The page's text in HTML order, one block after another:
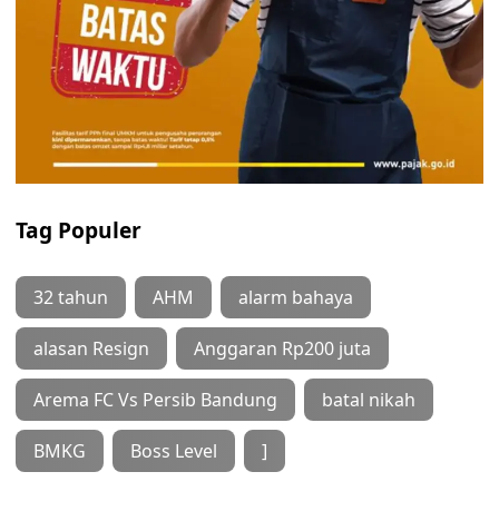
Tag Populer
32 tahun AHM alarm bahaya
alasan Resign Anggaran Rp200 juta
Arema FC Vs Persib Bandung batal nikah
BMKG Boss Level ]